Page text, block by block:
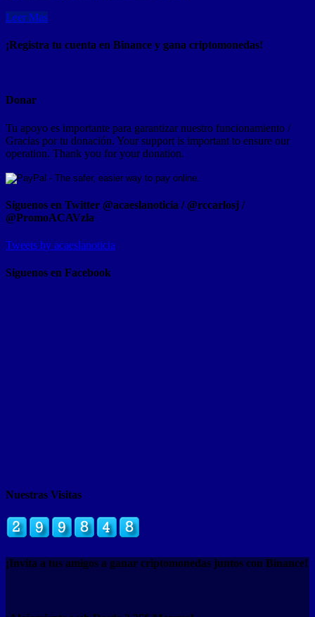
Leer Mas
¡Registra tu cuenta en Binance y gana criptomonedas!
Donar
Tu apoyo es importante para garantizar nuestro funcionamiento /
Gracias por tu donación. Your support is important to ensure our
operation. Thank you for your donation.
Síguenos en Twitter @acaeslanoticia / @rccarlosj /
@PromoACAVzla
Tweets by acaeslanoticia
Siguenos en Facebook
Nuestras Visitas
¡Invita a tus amigos a ganar criptomonedas juntos con Binance!